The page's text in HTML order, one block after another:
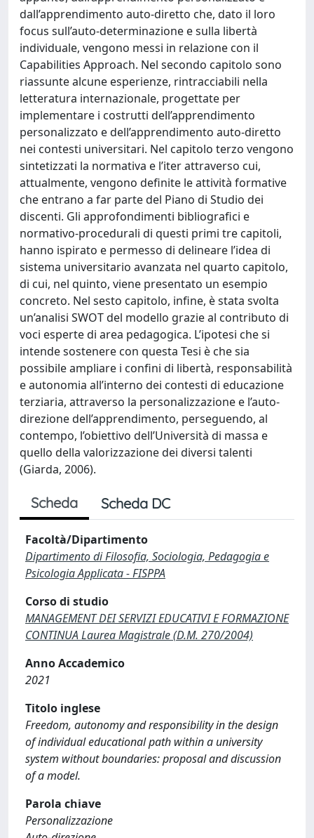
dall’apprendimento auto-diretto che, dato il loro
focus sull’auto-determinazione e sulla libertà
individuale, vengono messi in relazione con il
Capabilities Approach. Nel secondo capitolo sono
riassunte alcune esperienze, rintracciabili nella
letteratura internazionale, progettate per
implementare i costrutti dell’apprendimento
personalizzato e dell’apprendimento auto-diretto
nei contesti universitari. Nel capitolo terzo vengono
sintetizzati la normativa e l’iter attraverso cui,
attualmente, vengono definite le attività formative
che entrano a far parte del Piano di Studio dei
discenti. Gli approfondimenti bibliografici e
normativo-procedurali di questi primi tre capitoli,
hanno ispirato e permesso di delineare l’idea di
sistema universitario avanzata nel quarto capitolo,
di cui, nel quinto, viene presentato un esempio
concreto. Nel sesto capitolo, infine, è stata svolta
un’analisi SWOT del modello grazie al contributo di
voci esperte di area pedagogica. L’ipotesi che si
intende sostenere con questa Tesi è che sia
possibile ampliare i confini di libertà, responsabilità
e autonomia all’interno dei contesti di educazione
terziaria, attraverso la personalizzazione e l’auto-
direzione dell’apprendimento, perseguendo, al
contempo, l’obiettivo dell’Università di massa e
quello della valorizzazione dei diversi talenti
(Giarda, 2006).
Scheda Scheda DC
Facoltà/Dipartimento
Dipartimento di Filosofia, Sociologia, Pedagogia e
Psicologia Applicata - FISPPA
Corso di studio
MANAGEMENT DEI SERVIZI EDUCATIVI E FORMAZIONE
CONTINUA Laurea Magistrale (D.M. 270/2004)
Anno Accademico
2021
Titolo inglese
Freedom, autonomy and responsibility in the design
of individual educational path within a university
system without boundaries: proposal and discussion
of a model.
Parola chiave
Personalizzazione